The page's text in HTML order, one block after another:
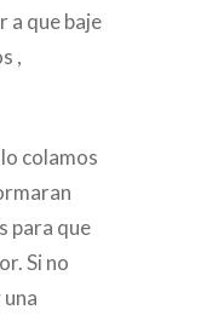
a que baje
,
colamos
para que
Si no